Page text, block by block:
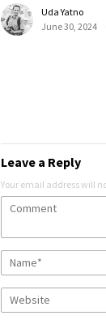
Uda Yatno
June 30, 2024
Leave a Reply
Your email address will